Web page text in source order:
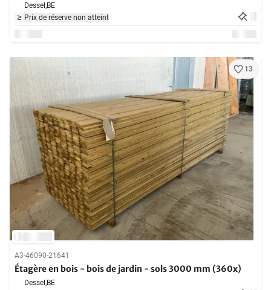
Dessel,BE
Prix de réserve non atteint
13
A3-46090-21641
Étagère en bois - bois de jardin - sols 3000 mm (360x)
Dessel,BE